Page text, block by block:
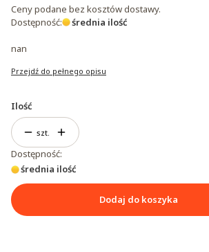
Ceny podane bez kosztów dostawy.
Dostępność:
średnia ilość
nan
Przejdź do pełnego opisu
Ilość
szt.
Dostępność:
średnia ilość
Dodaj do koszyka